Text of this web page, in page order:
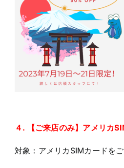
４. 【ご来店のみ】アメリカ
対象：アメリカSIMカードを